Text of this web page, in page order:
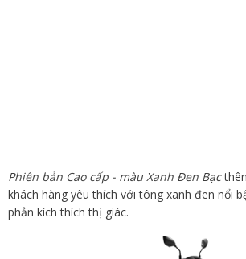
Phiên bản Cao cấp - màu Xanh Đen Bạc
khách hàng yêu thích với tông xanh đen nổi
phản kích thích thị giác.